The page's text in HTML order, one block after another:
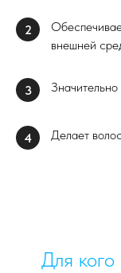
2
внешней
3
4 Делает
Для